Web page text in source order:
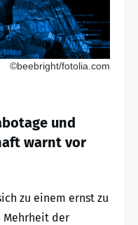
©beebright/fotolia.com
und
warnt vor
zu einem ernst zu
Mehrheit der